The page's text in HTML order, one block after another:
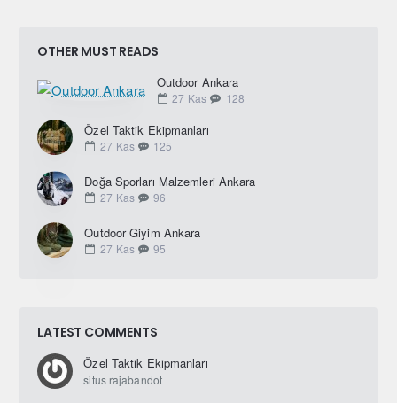
OTHER MUST READS
Outdoor Ankara
27 Kas 128
Özel Taktik Ekipmanları
27 Kas 125
Doğa Sporları Malzemleri Ankara
27 Kas 96
Outdoor Giyim Ankara
27 Kas 95
LATEST COMMENTS
Özel Taktik Ekipmanları
situs rajabandot